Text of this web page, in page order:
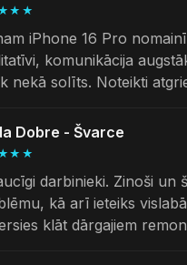
iPhone 16 Pro
komunikācija
nekā solīts. Noteikti
Dobre - Švarce
darbinieki. Zinoši un
kā arī ieteiks
klāt dārgajiem